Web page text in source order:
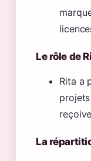
Le rôle de
Rita a
La